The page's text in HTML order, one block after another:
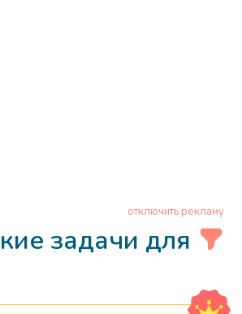
отключить рекламу
задачи для